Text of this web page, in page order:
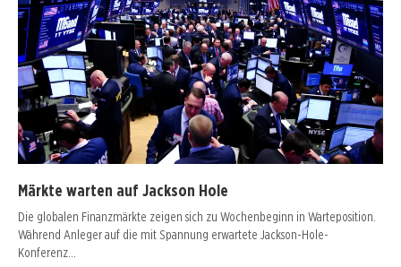
Märkte warten auf Jackson Hole
Die globalen Finanzmärkte zeigen sich zu Wochenbeginn in Warteposition.
Während Anleger auf die mit Spannung erwartete Jackson-Hole-
Konferenz…